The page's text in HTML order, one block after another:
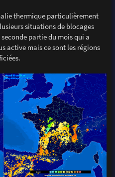
thermique particulièrement
situations de blocages
partie du mois qui a
active mais ce sont les régions